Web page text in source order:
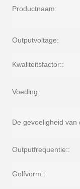
Productnaam:
Outputvoltage:
Kwaliteitsfactor::
Voeding:
De gevoeligheid
Outputfrequentie::
Golfvorm::